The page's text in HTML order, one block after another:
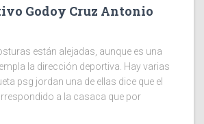
Godoy Cruz Antonio
están alejadas, aunque es una
la dirección deportiva. Hay varias
psg jordan una de ellas dice que el
a la casaca que por